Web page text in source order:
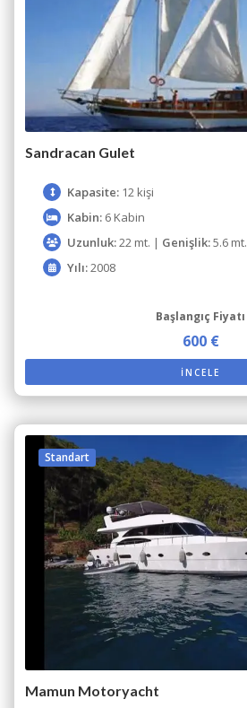
Sandracan Gulet
Kapasite: 12 kişi
Kabin: 6 Kabin
Uzunluk:22 mt. | Genişlik:5.6 mt.
Yılı:2008
Başlangıç Fiyatı
600 €
İNCELE
Standart
Mamun Motoryacht